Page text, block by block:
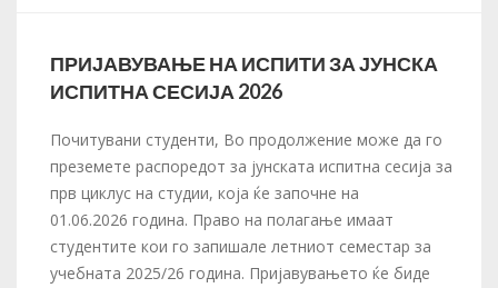
ПРИЈАВУВАЊЕ НА ИСПИТИ ЗА ЈУНСКА
ИСПИТНА СЕСИЈА 2026
Почитувани студенти, Во продолжение може да го
преземете распоредот за јунската испитна сесија за
прв циклус на студии, која ќе започне на
01.06.2026 година. Право на полагање имаат
студентите кои го запишале летниот семестар за
учебната 2025/26 година. Пријавувањето ќе биде